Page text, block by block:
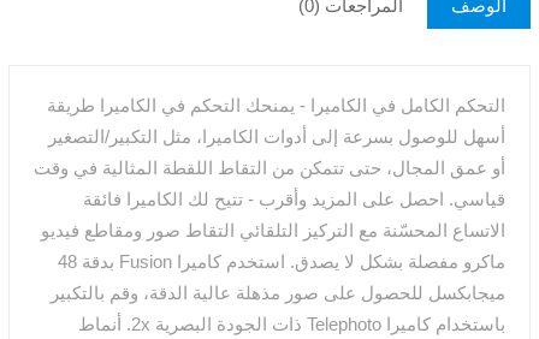
الوصف المراجعات (0)
التحكم الكامل في الكاميرا - يمنحك التحكم في الكاميرا طريقة
أسهل للوصول بسرعة إلى أدوات الكاميرا، مثل التكبير/التصغير
أو عمق المجال، حتى تتمكن من التقاط اللقطة المثالية في وقت
قياسي. احصل على المزيد وأقرب - تتيح لك الكاميرا فائقة
الاتساع المحسّنة مع التركيز التلقائي التقاط صور ومقاطع فيديو
ماكرو مفصلة بشكل لا يصدق. استخدم كاميرا Fusion بدقة 48
ميجابكسل للحصول على صور مذهلة عالية الدقة، وقم بالتكبير
باستخدام كاميرا Telephoto ذات الجودة البصرية 2x. أنماط